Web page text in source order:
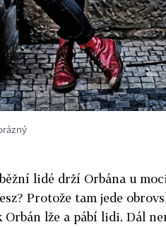
lidé drží Orbána u
Protože tam jede
Orbán lže a pábí lidi. Dál